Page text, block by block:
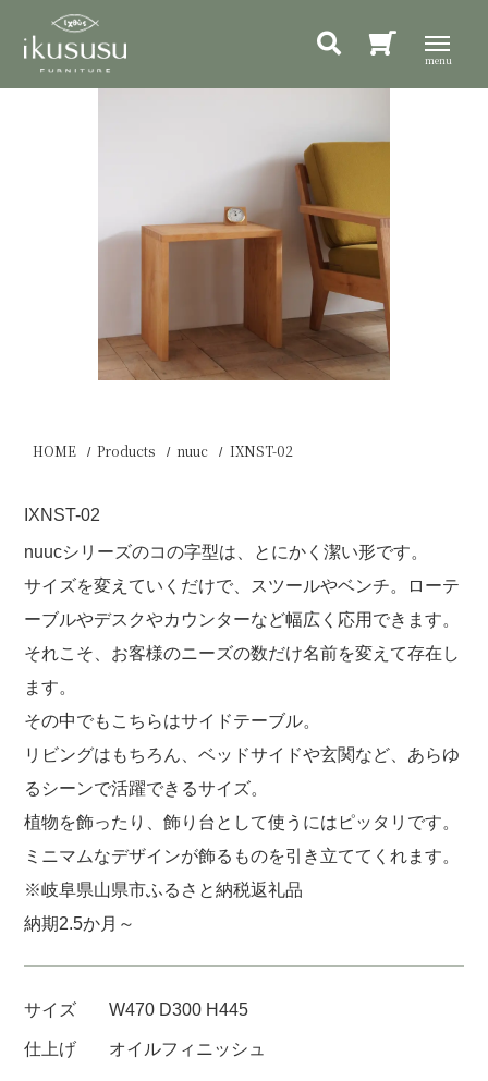
HOME Products nuuc IXNST-02
IXNST-02
nuucシリーズのコの字型は、とにかく潔い形です。
サイズを変えていくだけで、スツールやベンチ。ローテ
ーブルやデスクやカウンターなど幅広く応用できます。
それこそ、お客様のニーズの数だけ名前を変えて存在し
ます。
その中でもこちらはサイドテーブル。
リビングはもちろん、ベッドサイドや玄関など、あらゆ
るシーンで活躍できるサイズ。
植物を飾ったり、飾り台として使うにはピッタリです。
ミニマムなデザインが飾るものを引き立ててくれます。
※岐阜県山県市ふるさと納税返礼品
納期2.5か月～
サイズ W470 D300 H445
仕上げ オイルフィニッシュ